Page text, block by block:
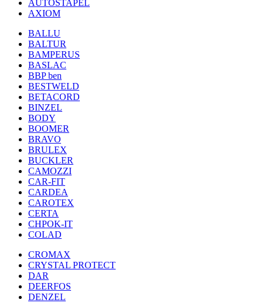
AUTOSTAPEL
AXIOM
BALLU
BALTUR
BAMPERUS
BASLAC
BBP ben
BESTWELD
BETACORD
BINZEL
BODY
BOOMER
BRAVO
BRULEX
BUCKLER
CAMOZZI
CAR-FIT
CARDEA
CAROTEX
CERTA
CHPOK-IT
COLAD
CROMAX
CRYSTAL PROTECT
DAR
DEERFOS
DENZEL